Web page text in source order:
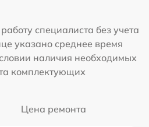
специалиста без учета
указано среднее время
наличия необходимых
комплектующих
Цена ремонта